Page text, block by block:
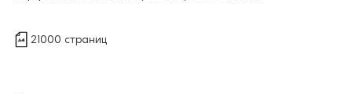
21000 страниц